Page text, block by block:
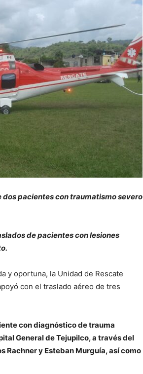
pacientes con traumatismo severo
de pacientes con lesiones
y oportuna, la Unidad de Rescate
con el traslado aéreo de tres
con diagnóstico de trauma
General de Tejupilco, a través del
Rachner y Esteban Murguía, así como